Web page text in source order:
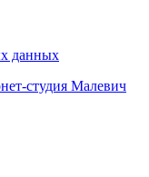
данных